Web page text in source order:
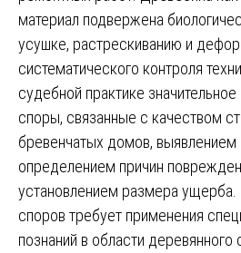
материал подвержена
усушке, растрескиванию и
систематического контроля
судебной практике
споры, связанные с качеством
бревенчатых домов,
определением причин
установлением размера ущерба.
споров требует применения
познаний в области деревянного